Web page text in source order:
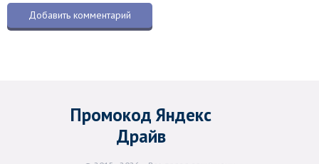
Промокод Яндекс
Драйв